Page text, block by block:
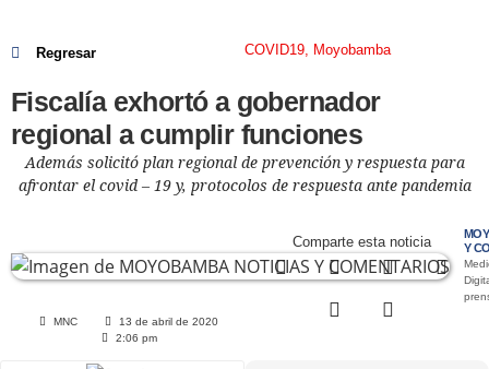
Regresar COVID19, Moyobamba
Fiscalía exhortó a gobernador
regional a cumplir funciones
Además solicitó plan regional de prevención y respuesta para
afrontar el covid – 19 y, protocolos de respuesta ante pandemia
Y
MNC
13 de abril de 2020
2:06 pm
Comparte esta noticia